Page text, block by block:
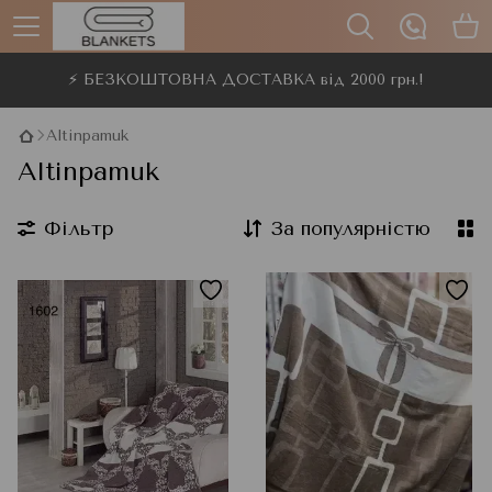
⚡ БЕЗКОШТОВНА ДОСТАВКА від 2000 грн.!
Altinpamuk
Altinpamuk
Фільтр За популярністю